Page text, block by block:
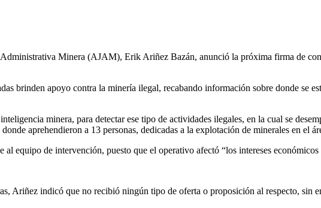
Minera (AJAM), Erik Ariñez Bazán, anunció la próxima firma de
brinden apoyo contra la minería ilegal, recabando información sobre donde se
minera, para detectar ese tipo de actividades ilegales, en la cual se
aprehendieron a 13 personas, dedicadas a la explotación de minerales en el
equipo de intervención, puesto que el operativo afectó “los intereses económicos
Ariñez indicó que no recibió ningún tipo de oferta o proposición al respecto, sin